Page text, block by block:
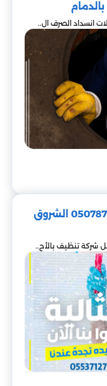
انسداد الصرف ال..
شركة تنظيف بالاحساء 0507870744 الشروق
شركة تنظيف بالأح..